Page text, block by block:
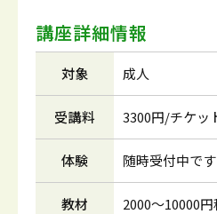
講座詳細情報
対象 成人
受講料 3300円/チケッ
体験 随時受付中で
教材
2000～10000